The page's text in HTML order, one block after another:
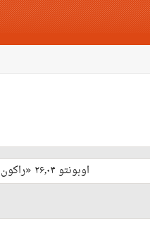
اوبونتو ۲۶٫۰۴ «راکون ثابت‌قدم» با پشتیبانی بلند مدّت منتشر شد 🎊